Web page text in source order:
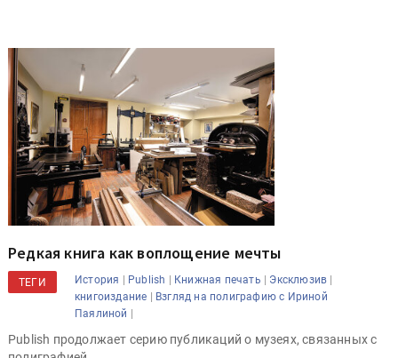
Редкая книга как воплощение мечты
ТЕГИ История | Publish | Книжная печать | Эксклюзив |
книгоиздание | Взгляд на полиграфию с Ириной
Паялиной |
Publish продолжает серию публикаций о музеях, связанных с